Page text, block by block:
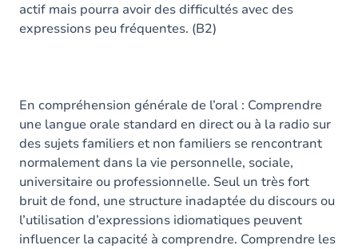
actif mais pourra avoir des difficultés avec des
expressions peu fréquentes. (B2)
En compréhension générale de l’oral : Comprendre
une langue orale standard en direct ou à la radio sur
des sujets familiers et non familiers se rencontrant
normalement dans la vie personnelle, sociale,
universitaire ou professionnelle. Seul un très fort
bruit de fond, une structure inadaptée du discours ou
l’utilisation d’expressions idiomatiques peuvent
influencer la capacité à comprendre. Comprendre les